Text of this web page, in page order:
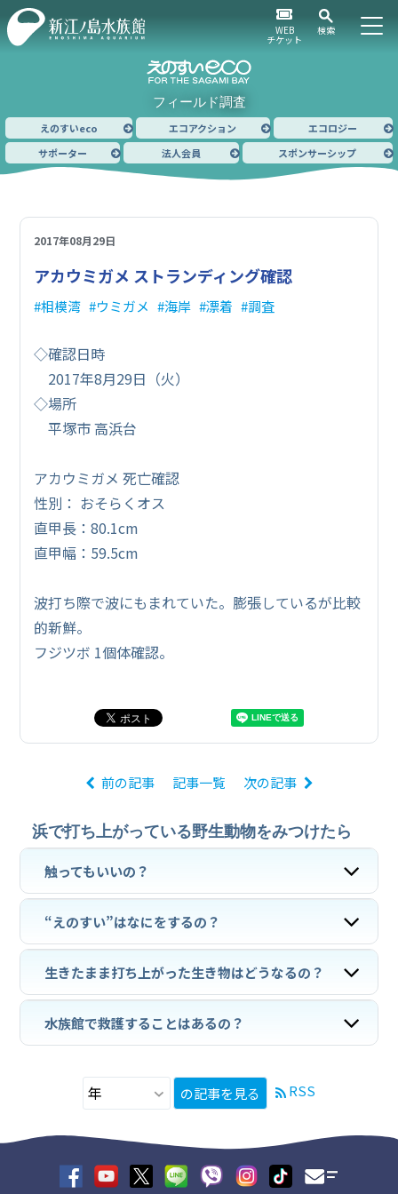
WEB
チケット
検索
フィールド調査
えのすいeco エコアクション
エコロジー
サポーター
法人会員 スポンサーシップ
2017年08月29日
アカウミガメ ストランディング確認
相模湾 ウミガメ 海岸 漂着 調査
◇確認日時
2017年8月29日（火）
◇場所
平塚市 高浜台
アカウミガメ 死亡確認
性別： おそらくオス
直甲長：80.1cm
直甲幅：59.5cm
波打ち際で波にもまれていた。膨張しているが比較
的新鮮。
フジツボ 1個体確認。
前の記事 記事一覧 次の記事
浜で打ち上がっている野生動物をみつけたら
触ってもいいの？
“えのすい”はなにをするの？
生きたまま打ち上がった生き物はどうなるの？
水族館で救護することはあるの？
の記事を見る RSS